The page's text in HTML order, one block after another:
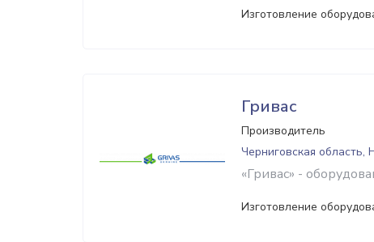
Изготовление
Гривас
Производитель
Черниговская область,
«Гривас» -
Изготовление